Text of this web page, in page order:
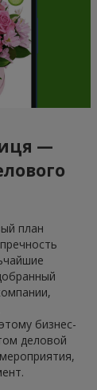
—
план
бизнес-
деловой